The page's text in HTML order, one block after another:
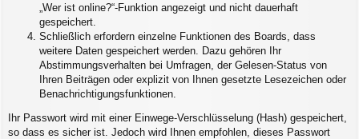
„Wer ist online?“-Funktion angezeigt und nicht dauerhaft
gespeichert.
Schließlich erfordern einzelne Funktionen des Boards, dass
weitere Daten gespeichert werden. Dazu gehören Ihr
Abstimmungsverhalten bei Umfragen, der Gelesen-Status von
Ihren Beiträgen oder explizit von Ihnen gesetzte Lesezeichen oder
Benachrichtigungsfunktionen.
Ihr Passwort wird mit einer Einwege-Verschlüsselung (Hash) gespeichert,
so dass es sicher ist. Jedoch wird Ihnen empfohlen, dieses Passwort